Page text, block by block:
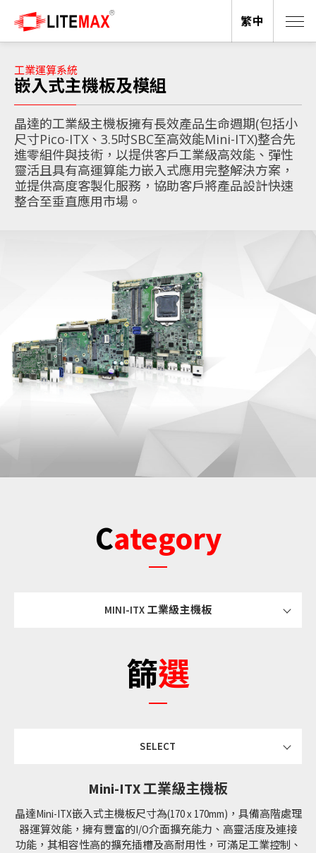
工業運算系統
嵌入式主機板及模組
晶達的工業級主機板擁有長效產品生命週期(包括小
尺寸Pico-ITX、3.5吋SBC至高效能Mini-ITX)整合先
進零組件與技術，以提供客戶工業級高效能、彈性
靈活且具有高運算能力嵌入式應用完整解決方案，
並提供高度客製化服務，協助客戶將產品設計快速
整合至垂直應用市場。
Category
MINI-ITX 工業級主機板
篩選
SELECT
Mini-ITX 工業級主機板
晶達Mini-ITX嵌入式主機板尺寸為(170 x 170mm)，具備高階處理
器運算效能，擁有豐富的I/O介面擴充能力、高靈活度及連接
功能，其相容性高的擴充插槽及高耐用性，可滿足工業控制、
繁中